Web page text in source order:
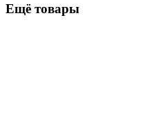
Ещё товары